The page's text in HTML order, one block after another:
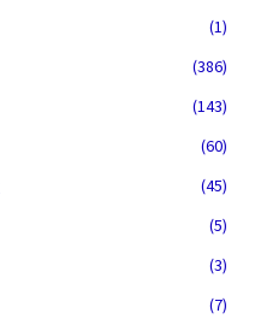
(1)
(386)
(143)
(60)
(45)
(5)
(3)
(7)